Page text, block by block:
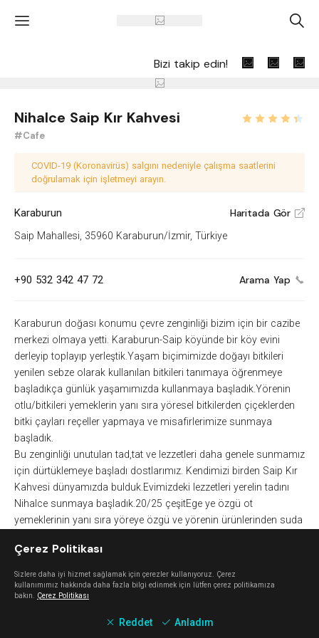
' A
Bizi takip edin!
Nihalce Saip Kır Kahvesi
#Cafe
COVID-19 (Koronavirüs) salgını nedeniyle çalışma saatlerini
doğrulamak için işletmeyi arayın.
Karaburun Haritada Gör V
Saip Mahallesi, 35960 Karaburun/İzmir, Türkiye
+90 532 342 47 72 Arama Yap
Karaburun doğası konumu çevre zenginliği bizim için bir cazibe
merkezi olmaya yetti. Karaburun-Saip köyünde bir köy evini
derleyip toplayıp yerleştik.Yaşam biçimimizde doğayı bitkileri
yenilen sebze olarak kullanılan bitkileri tanımaya öğrenmeye
başladıkça günlük yaşamımızda kullanmaya başladık.Yörenin
otlu/bitkileri yemeklerin yanı sıra yöresel bitkilerden çiçeklerden
bitki çayları reçeller yapmaya ve misafirlerimize sunmaya
başladık.
Bu zenginliği unutulan tad,tat ve lezzetleri daha genele sunmamız
için dürtüklemeye başladı dostlarımız. Kendimizi birden Saip Kır
Kahvesi dünyamızda bulduk.Evimizdeki lezzetleri yerelin tadını
Nihalce sunmaya başladık.20/25 çeşitEge ye özgü ot
yemeklerinin yanı sıra yöreye özgü ve yörenin ürünlerinden suda
Ne reçelleri mi? Karabaşotu,limon dolması,turunç,clementin
mandalina tatlı limon, ekşi limon,bal kabağı,havuç cevizli zeytin
Nergis…
Herhalde damakta tat,gözde keyif bırakmış olmalı ki
sunumlarımız bizi misafir ediniz ağırlayın demeye başladı
Çerez Politikası
Sizlere daha iyi hizmet sağlamak için çerezler kullanıyoruz. Çerez
kullanımımız hakkında daha fazla bilgi edinmek için lütfen çerez politikamıza
bakın. Çerez Politikası
Reddet Anladım